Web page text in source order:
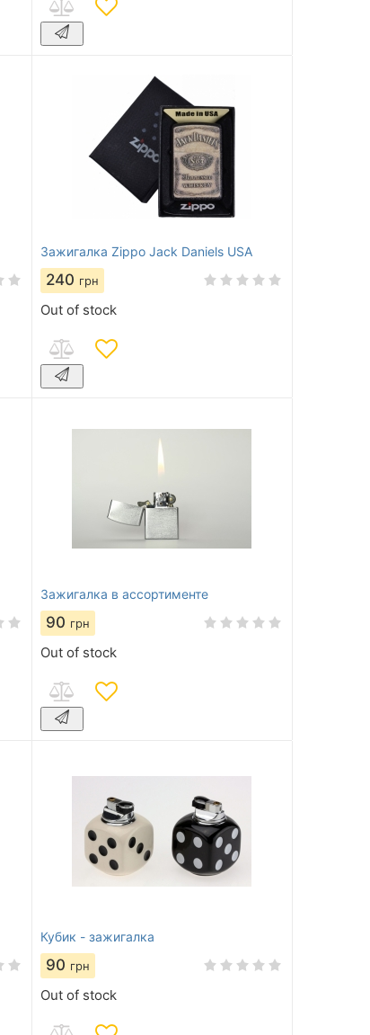
Зажигалка Zippo Jack Daniels USA
240 грн
Out of stock
Зажигалка в ассортименте
90 грн
Out of stock
Кубик - зажигалка
90 грн
Out of stock